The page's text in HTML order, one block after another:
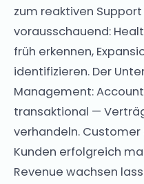
zum reaktiven
vorausschauend:
früh erkennen,
identifizieren. Der
Management:
transaktional —
verhandeln.
Kunden erfolgreich
Revenue wachsen